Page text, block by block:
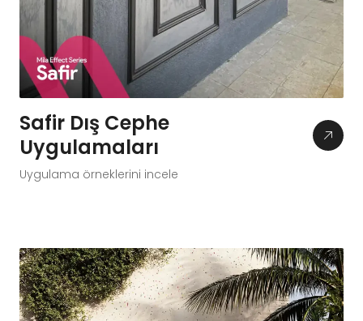
Safir Dış Cephe
Uygulamaları
Uygulama örneklerini incele